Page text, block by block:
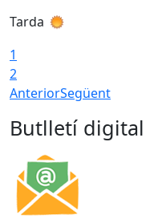
Tarda
1
2
AnteriorSegüent
Butlletí digital